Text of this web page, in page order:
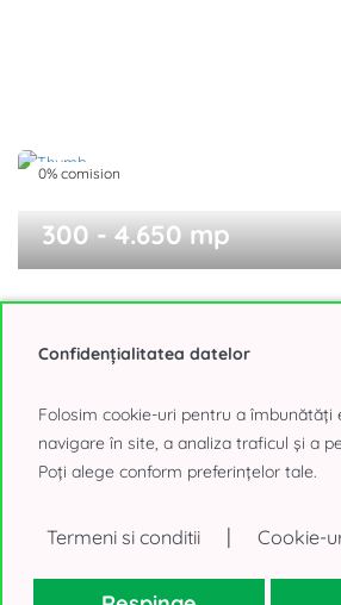
0% comision
300 - 4.650 mp
Expozitiei 1 cladirea B1
Confidențialitatea datelor
Folosim cookie-uri pentru a îmbunătăți
navigare în site, a analiza traficul și a
Poți alege conform preferințelor tale.
Termeni si conditii | Cookie-